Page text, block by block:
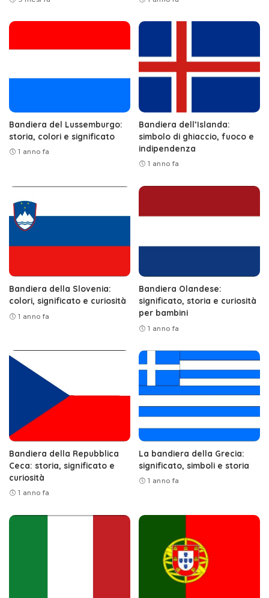
Bandiera del Lussemburgo:
storia, colori e significato
1 anno fa
Bandiera dell’Islanda:
simbolo di ghiaccio, fuoco e
indipendenza
1 anno fa
Bandiera della Slovenia:
colori, significato e curiosità
1 anno fa
Bandiera Olandese:
significato, storia e curiosità
per bambini
1 anno fa
Bandiera della Repubblica
Ceca: storia, significato e
curiosità
1 anno fa
La bandiera della Grecia:
significato, simboli e storia
1 anno fa